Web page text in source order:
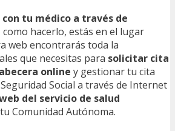
tu médico a través de
como hacerlo, estás en el lugar
web encontrarás toda la
que necesitas para solicitar cita
online y gestionar tu cita
Social a través de Internet
del servicio de salud
Comunidad Autónoma.